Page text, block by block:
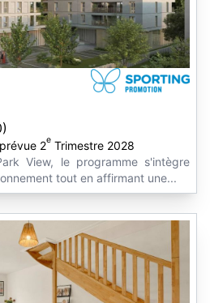
2e Trimestre 2028
View, le programme s'intègre
tout en affirmant une...